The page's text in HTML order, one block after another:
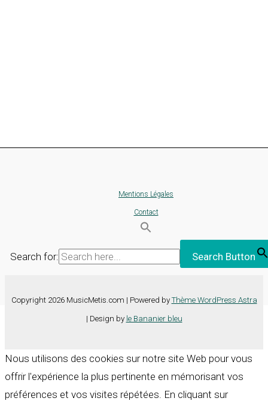
Mentions Légales
Contact
Search for: Search Button
Copyright 2026 MusicMetis.com | Powered by Thème WordPress Astra
| Design by le Bananier bleu
Nous utilisons des cookies sur notre site Web pour vous
offrir l'expérience la plus pertinente en mémorisant vos
préférences et vos visites répétées. En cliquant sur